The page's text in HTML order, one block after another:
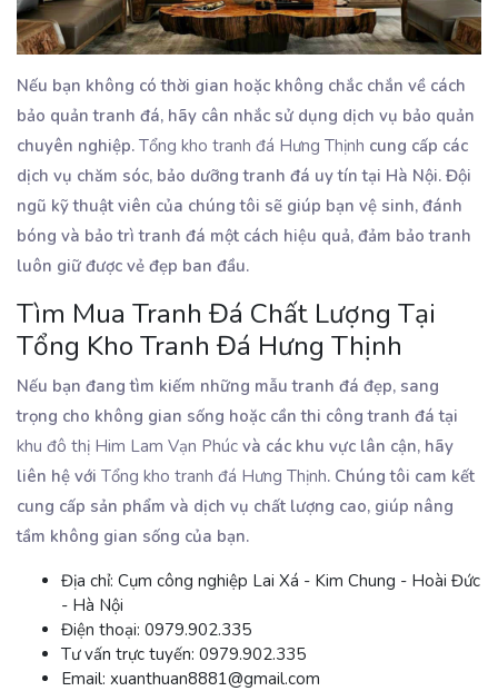
Nếu bạn không có thời gian hoặc không chắc chắn về cách
bảo quản tranh đá, hãy cân nhắc sử dụng dịch vụ bảo quản
chuyên nghiệp. Tổng kho tranh đá Hưng Thịnh cung cấp các
dịch vụ chăm sóc, bảo dưỡng tranh đá uy tín tại Hà Nội. Đội
ngũ kỹ thuật viên của chúng tôi sẽ giúp bạn vệ sinh, đánh
bóng và bảo trì tranh đá một cách hiệu quả, đảm bảo tranh
luôn giữ được vẻ đẹp ban đầu.
Tìm Mua Tranh Đá Chất Lượng Tại
Tổng Kho Tranh Đá Hưng Thịnh
Nếu bạn đang tìm kiếm những mẫu tranh đá đẹp, sang
trọng cho không gian sống hoặc cần thi công tranh đá tại
khu đô thị Him Lam Vạn Phúc và các khu vực lân cận, hãy
liên hệ với Tổng kho tranh đá Hưng Thịnh. Chúng tôi cam kết
cung cấp sản phẩm và dịch vụ chất lượng cao, giúp nâng
tầm không gian sống của bạn.
Địa chỉ: Cụm công nghiệp Lai Xá - Kim Chung - Hoài Đức
- Hà Nội
Điện thoại: 0979.902.335
Tư vấn trực tuyến: 0979.902.335
Email: xuanthuan8881@gmail.com